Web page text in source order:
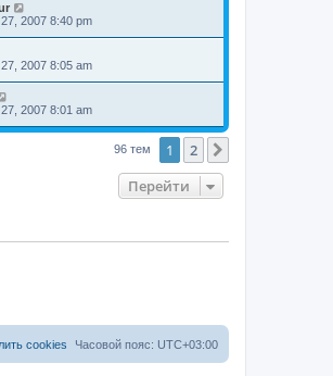
2007 8:40 pm
2007 8:05 am
2007 8:01 am
96 тем 1 2
Перейти
Часовой пояс: UTC+03:00
cookies